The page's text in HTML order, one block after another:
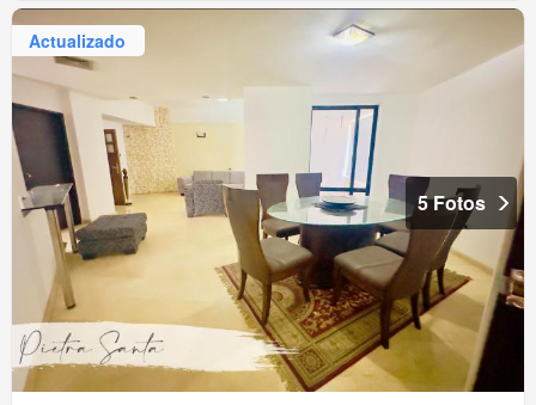
Actualizado
5 Fotos